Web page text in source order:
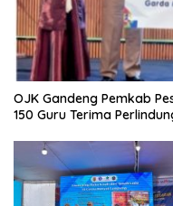
OJK Gandeng Pemkab
150 Guru Terima